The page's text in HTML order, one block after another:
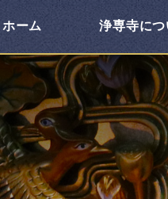
ホーム 浄専寺につ